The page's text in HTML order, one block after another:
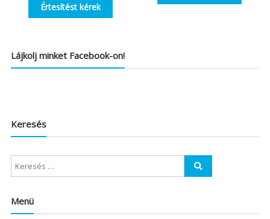
Értesítést kérek
Lájkolj minket Facebook-on!
Keresés
Menü